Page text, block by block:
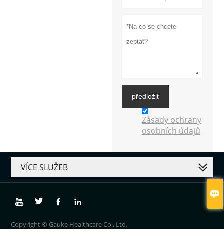

předložit
Zásady ochrany
osobních údajů
VÍCE SLUŽEB
   
Copyright © Gauke Healthcare Co., Ltd.